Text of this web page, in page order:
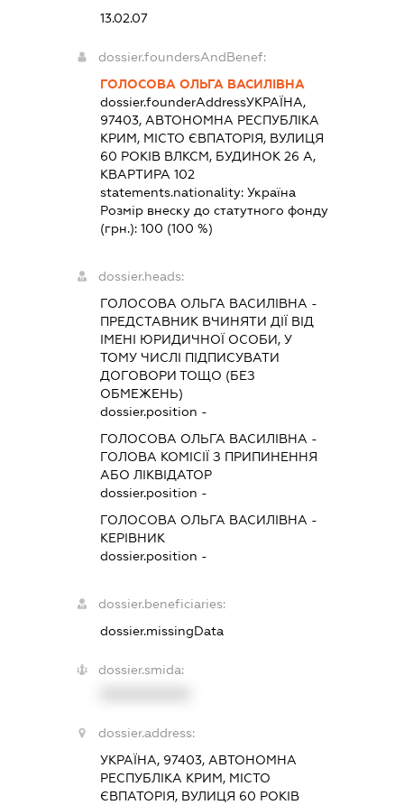
13.02.07
dossier.foundersAndBenef:
ГОЛОСОВА ОЛЬГА ВАСИЛІВНА
dossier.founderAddressУКРАЇНА,
97403, АВТОНОМНА РЕСПУБЛІКА
КРИМ, МІСТО ЄВПАТОРІЯ, ВУЛИЦЯ
60 РОКІВ ВЛКСМ, БУДИНОК 26 А,
КВАРТИРА 102
statements.nationality:Україна
Розмір внеску до статутного фонду
(грн.):100 (100 %)
dossier.heads:
ГОЛОСОВА ОЛЬГА ВАСИЛІВНА -
ПРЕДСТАВНИК ВЧИНЯТИ ДІЇ ВІД
ІМЕНІ ЮРИДИЧНОЇ ОСОБИ, У
ТОМУ ЧИСЛІ ПІДПИСУВАТИ
ДОГОВОРИ ТОЩО (БЕЗ
ОБМЕЖЕНЬ)
dossier.position -
ГОЛОСОВА ОЛЬГА ВАСИЛІВНА -
ГОЛОВА КОМІСІЇ З ПРИПИНЕННЯ
АБО ЛІКВІДАТОР
dossier.position -
ГОЛОСОВА ОЛЬГА ВАСИЛІВНА -
КЕРІВНИК
dossier.position -
dossier.beneficiaries:
dossier.missingData
dossier.smida:
dossier.address:
УКРАЇНА, 97403, АВТОНОМНА
РЕСПУБЛІКА КРИМ, МІСТО
ЄВПАТОРІЯ, ВУЛИЦЯ 60 РОКІВ